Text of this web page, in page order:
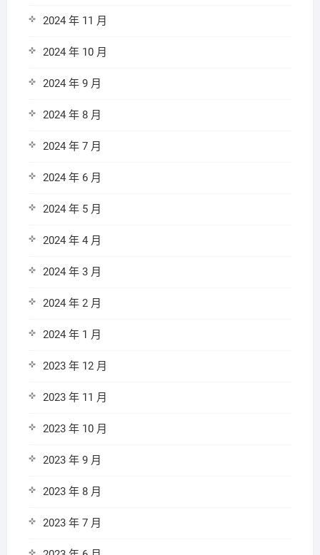
2024 年 11 月
2024 年 10 月
2024 年 9 月
2024 年 8 月
2024 年 7 月
2024 年 6 月
2024 年 5 月
2024 年 4 月
2024 年 3 月
2024 年 2 月
2024 年 1 月
2023 年 12 月
2023 年 11 月
2023 年 10 月
2023 年 9 月
2023 年 8 月
2023 年 7 月